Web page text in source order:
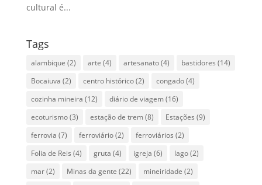
cultural é...
Tags
alambique (2) arte (4) artesanato(4) bastidores (14)
Bocaiuva (2) centro histórico(2) congado(4)
cozinha mineira (12) diário de viagem(16)
ecoturismo(3) estação de trem(8) Estações (9)
ferrovia (7) ferroviário(2) ferroviários (2)
Folia de Reis (4) gruta (4) igreja (6) lago(2)
mar(2) Minas da gente (22) mineiridade (2)